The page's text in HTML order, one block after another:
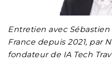
Entretien avec Sébastien
France depuis 2021, par
fondateur de IA Tech